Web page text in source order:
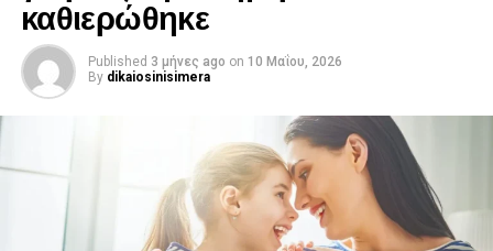
καθιερώθηκε
Published 3 μήνες ago on 10 Μαΐου, 2026
By dikaiosinisimera